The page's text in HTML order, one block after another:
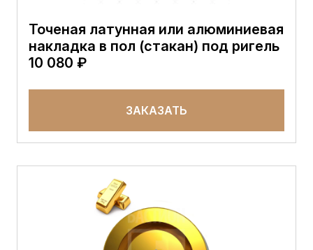
Точеная латунная или алюминиевая
накладка в пол (стакан) под ригель
10 080 ₽
ЗАКАЗАТЬ